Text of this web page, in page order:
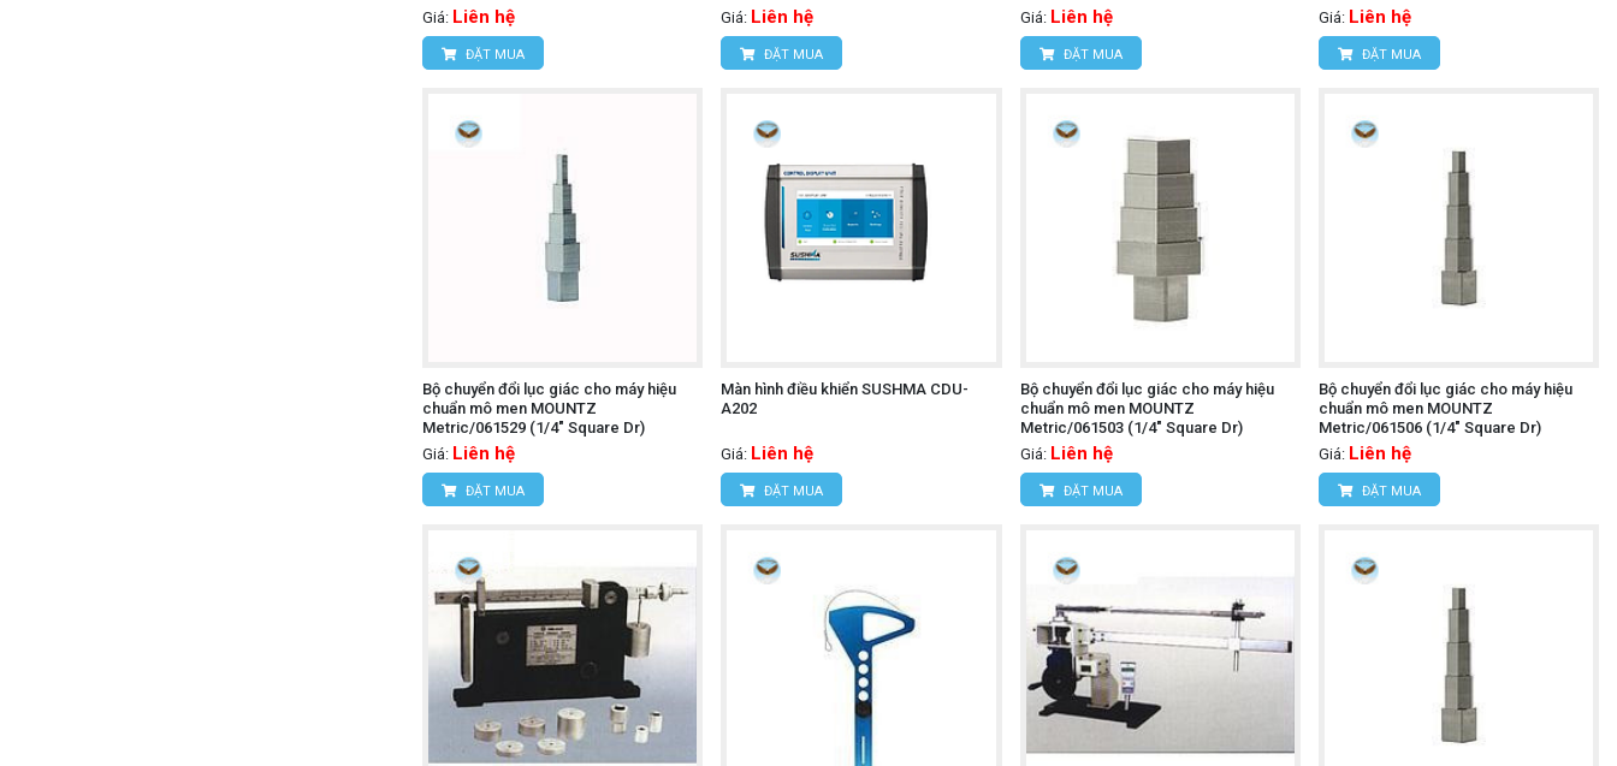
Giá: Liên hệ
ĐẶT MUA
Giá: Liên hệ
ĐẶT MUA
Giá: Liên hệ
ĐẶT MUA
Giá: Liên hệ
ĐẶT MUA
Bộ chuyển đổi lục giác cho máy hiệu
chuẩn mô men MOUNTZ
Metric/061529 (1/4" Square Dr)
Giá: Liên hệ
ĐẶT MUA
Màn hình điều khiển SUSHMA CDU-
A202
Giá: Liên hệ
ĐẶT MUA
Bộ chuyển đổi lục giác cho máy hiệu
chuẩn mô men MOUNTZ
Metric/061503 (1/4" Square Dr)
Giá: Liên hệ
ĐẶT MUA
Bộ chuyển đổi lục giác cho máy hiệu
chuẩn mô men MOUNTZ
Metric/061506 (1/4" Square Dr)
Giá: Liên hệ
ĐẶT MUA